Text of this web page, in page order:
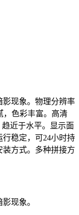
影现象。物理分辨率
，色彩丰富。高清
近于水平。显示面
稳定，可24小时持
方式。多种拼接方
现象。